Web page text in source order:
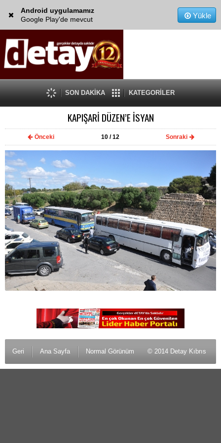
Android uygulamamız
Google Play'de mevcut
Yükle
SON DAKİKA KATEGORİLER
KAPIŞARİ DÜZEN’E İSYAN
Önceki 10 / 12 Sonraki
Geri Ana Sayfa Normal Görünüm © 2014 Detay Kıbrıs